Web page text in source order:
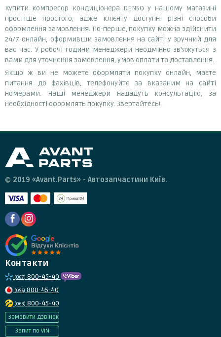
Купити компресор кондиціонера DENSO у нашому магазині
простіше простого, адже клієнту доступні різні способи
оформлення замовлення. По-перше, покупку можна здійснити
24/7 онлайн, оформивши замовлення на сайті у зручний для
вас час. У робочі години менеджери неодмінно зв'яжуться з
вами для уточнення замовлення, умов оплати та доставлення.
Якщо ж ви не можете оформляти покупку онлайн, маєте
питання до фахівців, телефонуйте за вказаним на сайті
номерами. Наші менеджери нададуть консультацію, за
необхідності оформлять покупку. Звертайтесь!
© 2019 «Avant.Parts» - Автозапчастини Київ.
Контакти
(067) 800-45-40
(095) 800-45-40
(063) 800-45-40
Замовити дзвінок
Запит по VIN